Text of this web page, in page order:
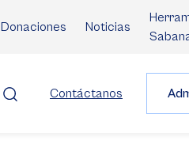
Donaciones Noticias
Contáctanos